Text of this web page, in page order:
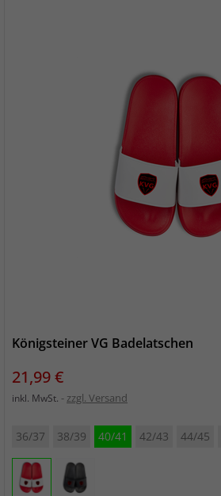
Königsteiner VG Badelatschen
Preis
21,99 €
inkl. MwSt. zzgl. Versand
36/37 38/39 40/41 42/43 44/45